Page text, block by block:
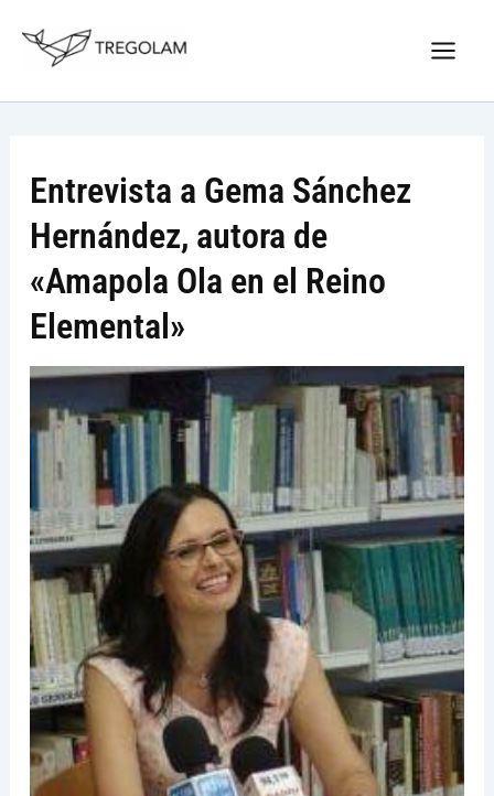
Entrevista a Gema Sánchez
Hernández, autora de
«Amapola Ola en el Reino
Elemental»